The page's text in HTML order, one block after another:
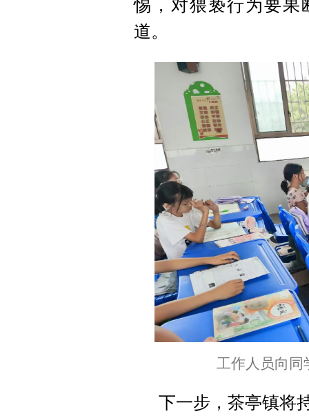
惕，对猥亵行为要果
道。
工作人员向同
下一步，茶亭镇将